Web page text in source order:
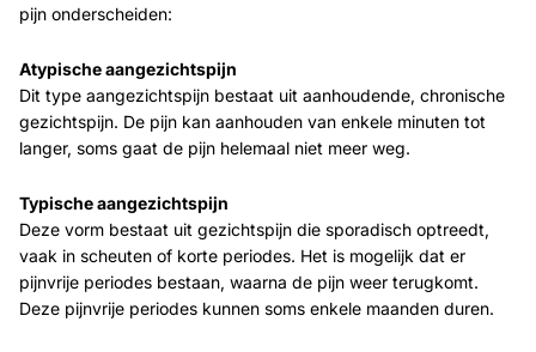
pijn onderscheiden:
Atypische aangezichtspijn
Dit type aangezichtspijn bestaat uit aanhoudende, chronische
gezichtspijn. De pijn kan aanhouden van enkele minuten tot
langer, soms gaat de pijn helemaal niet meer weg.
Typische aangezichtspijn
Deze vorm bestaat uit gezichtspijn die sporadisch optreedt,
vaak in scheuten of korte periodes. Het is mogelijk dat er
pijnvrije periodes bestaan, waarna de pijn weer terugkomt.
Deze pijnvrije periodes kunnen soms enkele maanden duren.